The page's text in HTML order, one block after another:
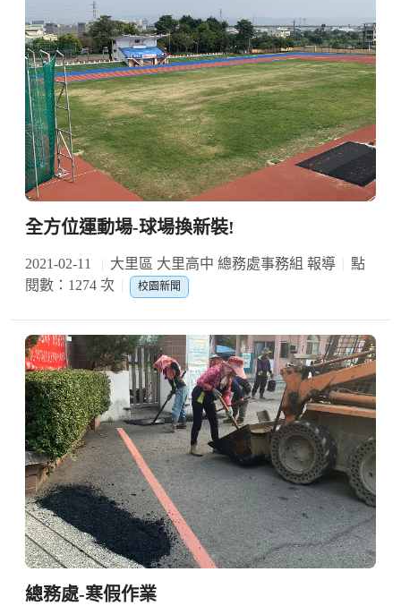
全方位運動場-球場換新裝!
2021-02-11 大里區 大里高中 總務處事務組 報導
點
閱數：1274 次
校園新聞
總務處-寒假作業